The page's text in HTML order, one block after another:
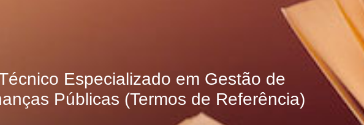
Especializado em Gestão de
Públicas (Termos de Referência)